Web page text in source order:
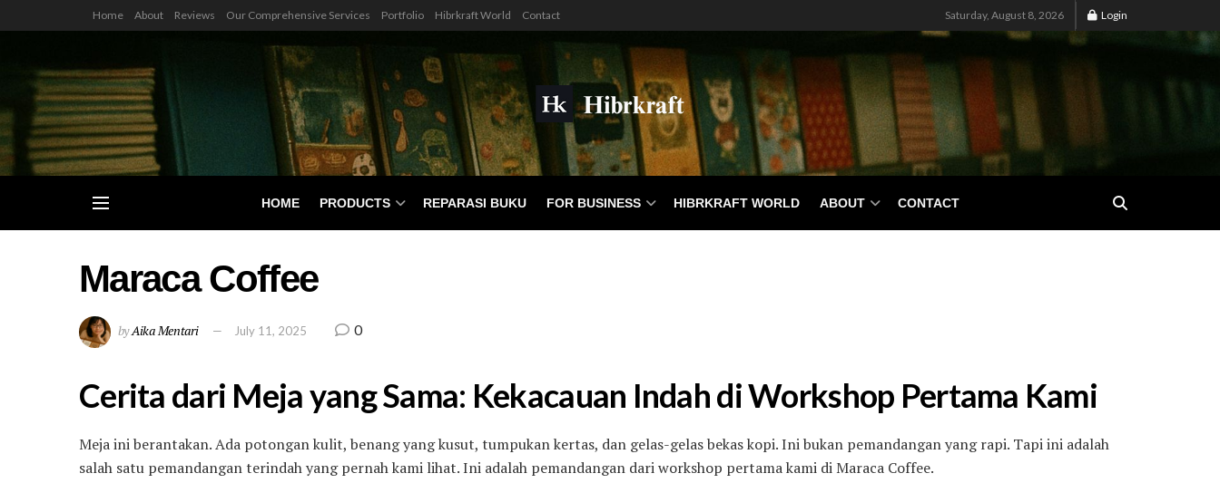
Home About Reviews Our Comprehensive Services Portfolio Hibrkraft World Contact Saturday, August 8, 2026 Login
HOME PRODUCTS REPARASI BUKU FOR BUSINESS HIBRKRAFT WORLD ABOUT CONTACT
Maraca Coffee
byAika Mentari July 11, 2025 0
Cerita dari Meja yang Sama: Kekacauan Indah di Workshop Pertama Kami
Meja ini berantakan. Ada potongan kulit, benang yang kusut, tumpukan kertas, dan gelas-gelas bekas kopi. Ini bukan pemandangan yang rapi. Tapi ini adalah
salah satu pemandangan terindah yang pernah kami lihat. Ini adalah pemandangan dari workshop pertama kami di Maraca Coffee.